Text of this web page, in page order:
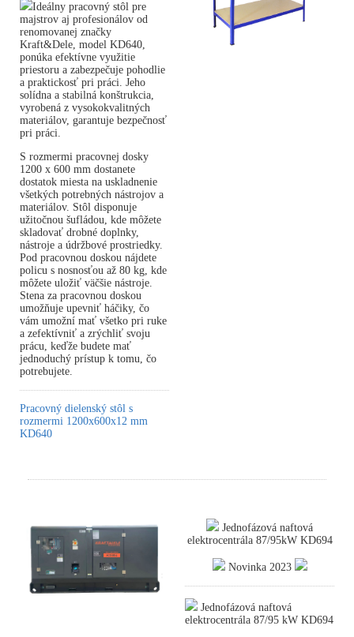
Ideálny pracovný stôl pre
majstrov aj profesionálov od
renomovanej značky
Kraft&Dele, model KD640,
ponúka efektívne využitie
priestoru a zabezpečuje pohodlie
a praktickosť pri práci. Jeho
solídna a stabilná konštrukcia,
vyrobená z vysokokvalitných
materiálov, garantuje bezpečnosť
pri práci.
S rozmermi pracovnej dosky
1200 x 600 mm dostanete
dostatok miesta na uskladnenie
všetkých potrebných nástrojov a
materiálov. Stôl disponuje
užitočnou šufládou, kde môžete
skladovať drobné doplnky,
nástroje a údržbové prostriedky.
Pod pracovnou doskou nájdete
policu s nosnosťou až 80 kg, kde
môžete uložiť väčšie nástroje.
Stena za pracovnou doskou
umožňuje upevniť háčiky, čo
vám umožní mať všetko pri ruke
a zefektívniť a zrýchliť svoju
prácu, keďže budete mať
jednoduchý prístup k tomu, čo
potrebujete.
Pracovný dielenský stôl s
rozmermi 1200x600x12 mm
KD640
Jednofázová naftová
elektrocentrála 87/95kW KD694
Novinka 2023
Jednofázová naftová
elektrocentrála 87/95 kW KD694